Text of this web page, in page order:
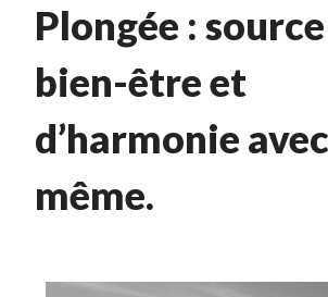
Plongée :
bien-être et
d’harmonie
même.